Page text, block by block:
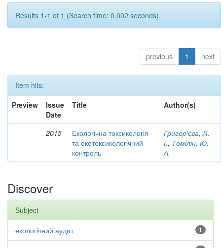
Results 1-1 of 1 (Search time: 0.002 seconds).
previous 1 next
Item hits:
Preview
Issue
Date
Title Author(s)
2015
Екологічна токсикологія
та екотоксикологічний
контроль
Григор'єва, Л.
І.; Томілін, Ю.
А.
Discover
Subject
1
екологічний аудит